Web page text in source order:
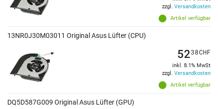
Artikel verfügbar
zzgl. Versandkosten
13NR0J30M03011 Original Asus Lüfter (CPU)
Artikel verfügbar
5238CHF
inkl. 8.1% MwSt
zzgl. Versandkosten
DQ5D587G009 Original Asus Lüfter (GPU)